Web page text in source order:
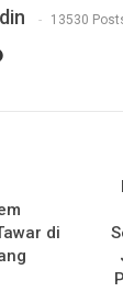
13530
di